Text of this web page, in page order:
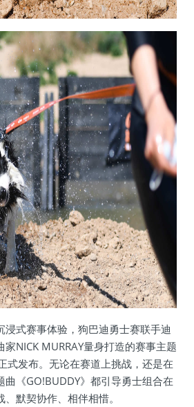
浸式赛事体验，狗巴迪勇士赛联手迪
NICK MURRAY量身打造的赛事主题
式发布。无论在赛道上挑战，还是在
曲《GO!BUDDY》都引导勇士组合在
默契协作、相伴相惜。